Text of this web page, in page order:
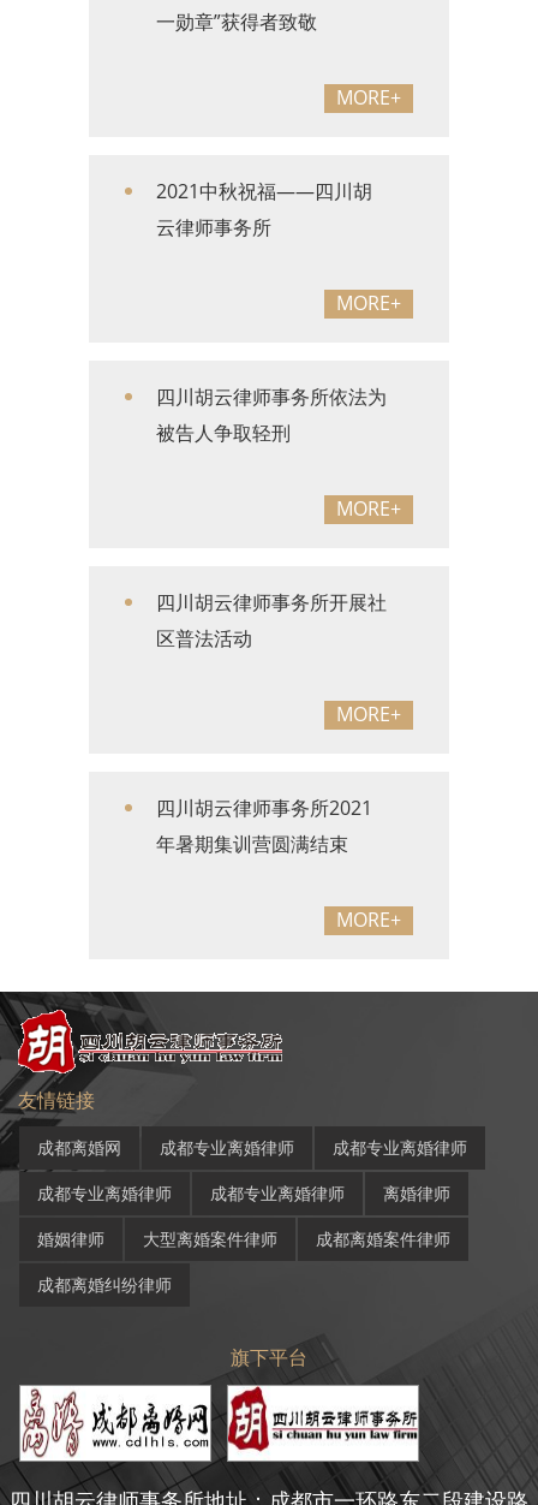
一勋章”获得者致敬
MORE+
2021中秋祝福——四川胡
云律师事务所
MORE+
四川胡云律师事务所依法为
被告人争取轻刑
MORE+
四川胡云律师事务所开展社
区普法活动
MORE+
四川胡云律师事务所2021
年暑期集训营圆满结束
MORE+
友情链接
成都离婚网 成都专业离婚律师
成都专业离婚律师
成都专业离婚律师
成都专业离婚律师
离婚律师
婚姻律师
大型离婚案件律师
成都离婚案件律师
成都离婚纠纷律师
旗下平台